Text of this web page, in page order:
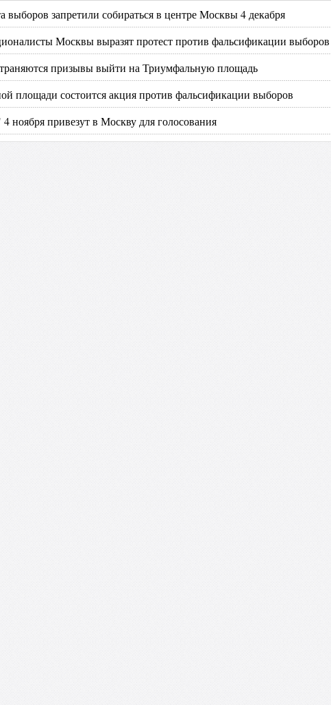
выборов запретили собираться в центре Москвы 4 декабря
Москвы выразят протест против фальсификации выборов
призывы выйти на Триумфальную площадь
площади состоится акция против фальсификации выборов
ноября привезут в Москву для голосования